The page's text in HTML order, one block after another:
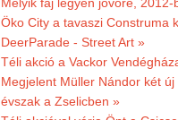
Öko City a tavaszi Construma
DeerParade - Street Art »
Téli akció a Vackor
Megjelent Müller Nándor két
évszak a Zselicben »